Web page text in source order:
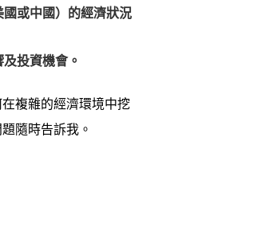
或中國）的經濟狀況
投資機會。
複雜的經濟環境中挖
隨時告訴我。